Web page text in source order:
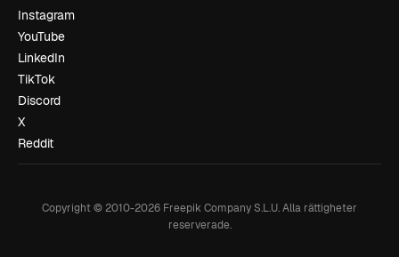
Instagram
YouTube
LinkedIn
TikTok
Discord
X
Reddit
Copyright © 2010-2026 Freepik Company S.L.U.Alla rättigheter
reserverade.